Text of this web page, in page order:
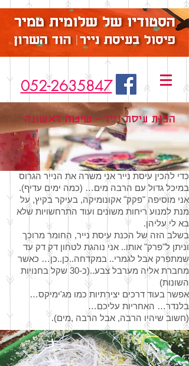
052-2635847
הכנת עיסת נייר – שיטה ראשונה
כדי להכין עיסת נייר אני משרה את הנייר הגרוס
במיכל גדול עם הרבה מים… (כמה ימים עדיף).
אני מוסיפה "פקק" אקונומיקה, בעיקר בקיץ, על
מנת למנוע ריחות משונים ועוד התרחשויות שלא
בא לי עליהן.
בשלב הזה של הכנת עיסת נייר, החומר מרוכך
וניתן ל"פרק" אותו.. אני נוהגת לטחון דק דק עד
שמתפרק אבל לגמרי.. במקדחה..כן..כן… כאשר
מחברת אליה מערבל צבע..(כ-30 שקל בחנויות
השונות)
אפשר בעוד דרכים יצירתיות כמו מג'ימיקס…
בלנדר… האחריות עליכם…
(חשוב שיהיו הרבה, אבל הרבה ,מים).